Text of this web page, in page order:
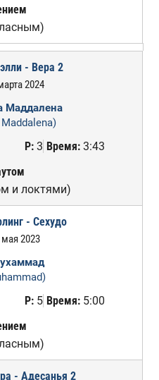
- Вера 2
2024
Маддалена
Р:3 Время:3:43
и локтями)
- Сехудо
2023
Р:5 Время:5:00
- Адесанья 2